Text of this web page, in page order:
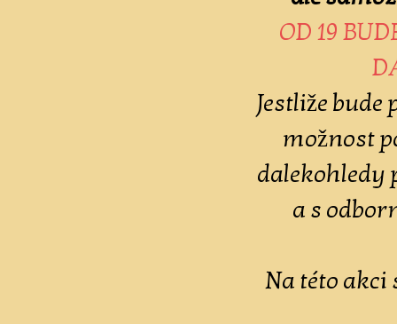
OD 19
Jestliže
možnost
dalekohledy
a s
Na této akci